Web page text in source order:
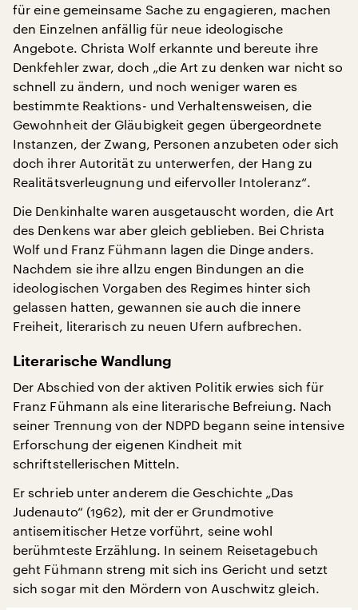
für eine gemeinsame Sache zu engagieren, machen
den Einzelnen anfällig für neue ideologische
Angebote. Christa Wolf erkannte und bereute ihre
Denkfehler zwar, doch „die Art zu denken war nicht so
schnell zu ändern, und noch weniger waren es
bestimmte Reaktions- und Verhaltensweisen, die
Gewohnheit der Gläubigkeit gegen übergeordnete
Instanzen, der Zwang, Personen anzubeten oder sich
doch ihrer Autorität zu unterwerfen, der Hang zu
Realitätsverleugnung und eifervoller Intoleranz“.
Die Denkinhalte waren ausgetauscht worden, die Art
des Denkens war aber gleich geblieben. Bei Christa
Wolf und Franz Fühmann lagen die Dinge anders.
Nachdem sie ihre allzu engen Bindungen an die
ideologischen Vorgaben des Regimes hinter sich
gelassen hatten, gewannen sie auch die innere
Freiheit, literarisch zu neuen Ufern aufbrechen.
Literarische Wandlung
Der Abschied von der aktiven Politik erwies sich für
Franz Fühmann als eine literarische Befreiung. Nach
seiner Trennung von der NDPD begann seine intensive
Erforschung der eigenen Kindheit mit
schriftstellerischen Mitteln.
Er schrieb unter anderem die Geschichte „Das
Judenauto“ (1962), mit der er Grundmotive
antisemitischer Hetze vorführt, seine wohl
berühmteste Erzählung. In seinem Reisetagebuch
geht Fühmann streng mit sich ins Gericht und setzt
sich sogar mit den Mördern von Auschwitz gleich.